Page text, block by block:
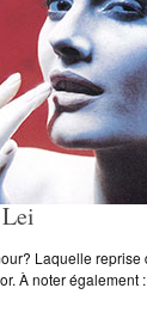
Laquelle
À noter